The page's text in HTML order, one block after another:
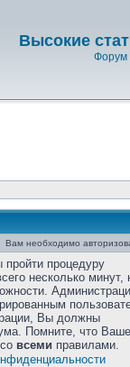
Высокие
Форум
Вам необходимо
процедуру
несколько минут,
Вы должны
Помните, что Ваше
всеми правилами.